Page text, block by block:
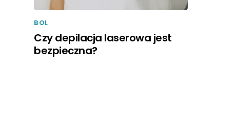
BOL
Czy depilacja laserowa jest
bezpieczna?